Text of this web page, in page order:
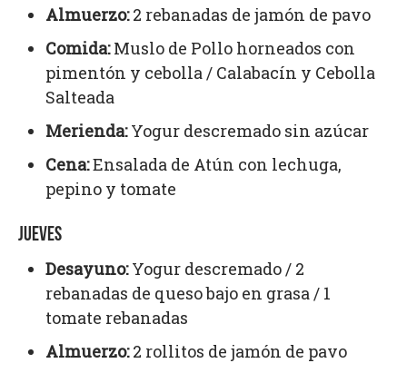
Almuerzo:2 rebanadas de jamón de pavo
Comida:Muslo de Pollo horneados con
pimentón y cebolla / Calabacín y Cebolla
Salteada
Merienda:Yogur descremado sin azúcar
Cena:Ensalada de Atún con lechuga,
pepino y tomate
JUEVES
Desayuno:Yogur descremado / 2
rebanadas de queso bajo en grasa / 1
tomate rebanadas
Almuerzo:2 rollitos de jamón de pavo